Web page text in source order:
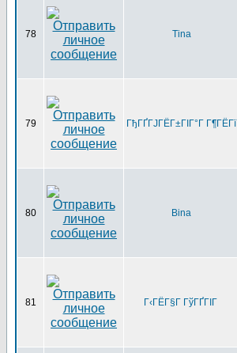
78 Tina
79 ГђГҐГЈГЁГ±ГІГ°Г Г¶ГЁГї
80 Bina
81 Г‹ГЁГ§Г ГўГҐГІГ